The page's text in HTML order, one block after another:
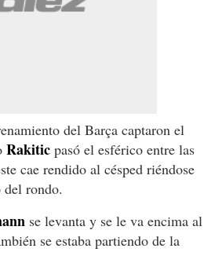
del Barça captaron el
Rakitic pasó el esférico entre las
cae rendido al césped riéndose
del rondo.
se levanta y se le va encima al
se estaba partiendo de la